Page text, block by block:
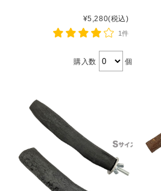
¥5,280(税込)
1件
購入数 個